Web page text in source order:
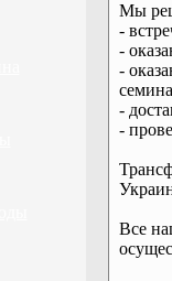
Мы
-
-
-
-
-
Все